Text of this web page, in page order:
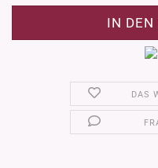
DAS